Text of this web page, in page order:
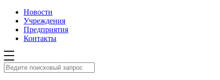
Новости
Учреждения
Предприятия
Контакты